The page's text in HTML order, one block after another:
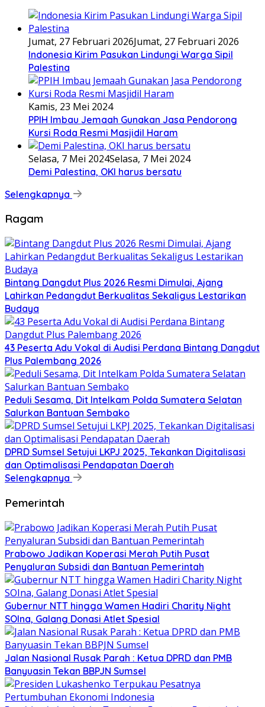
Jumat, 27 Februari 2026Jumat, 27 Februari 2026
Indonesia Kirim Pasukan Lindungi Warga Sipil
Palestina
Kamis, 23 Mei 2024
PPIH Imbau Jemaah Gunakan Jasa Pendorong
Kursi Roda Resmi Masjidil Haram
Selasa, 7 Mei 2024Selasa, 7 Mei 2024
Demi Palestina, OKI harus bersatu
Selengkapnya
Ragam
Bintang Dangdut Plus 2026 Resmi Dimulai, Ajang
Lahirkan Pedangdut Berkualitas Sekaligus Lestarikan
Budaya
43 Peserta Adu Vokal di Audisi Perdana Bintang Dangdut
Plus Palembang 2026
Peduli Sesama, Dit Intelkam Polda Sumatera Selatan
Salurkan Bantuan Sembako
DPRD Sumsel Setujui LKPJ 2025, Tekankan Digitalisasi
dan Optimalisasi Pendapatan Daerah
Selengkapnya
Pemerintah
Prabowo Jadikan Koperasi Merah Putih Pusat
Penyaluran Subsidi dan Bantuan Pemerintah
Gubernur NTT hingga Wamen Hadiri Charity Night
SOIna, Galang Donasi Atlet Spesial
Jalan Nasional Rusak Parah : Ketua DPRD dan PMB
Banyuasin Tekan BBPJN Sumsel